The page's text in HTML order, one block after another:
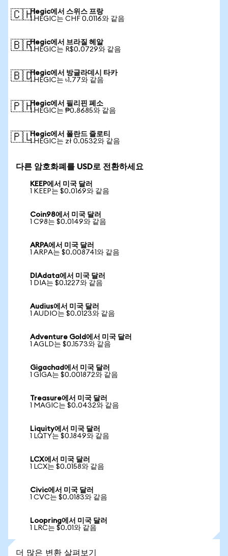
🇨🇭Hegic에서 스위스 프랑
1 HEGIC는 CHF 0.0116와 같음
🇧🇷Hegic에서 브라질 헤알
1 HEGIC는 R$0.0729와 같음
🇧🇩Hegic에서 방글라데시 타카
1 HEGIC는 ৳1.77와 같음
🇵🇭Hegic에서 필리핀 페소
1 HEGIC는 ₱0.8685와 같음
🇵🇱Hegic에서 폴란드 즐로티
1 HEGIC는 zł 0.0532와 같음
다른 암호화폐를 USD로 전환하세요
KEEP에서 미국 달러
1 KEEP는 $0.0169와 같음
Coin98에서 미국 달러
1 C98는 $0.0149와 같음
ARPA에서 미국 달러
1 ARPA는 $0.008741와 같음
DIAdata에서 미국 달러
1 DIA는 $0.1227와 같음
Audius에서 미국 달러
1 AUDIO는 $0.0123와 같음
Adventure Gold에서 미국 달러
1 AGLD는 $0.1573와 같음
Gigachad에서 미국 달러
1 GIGA는 $0.001872와 같음
Treasure에서 미국 달러
1 MAGIC는 $0.0432와 같음
Liquity에서 미국 달러
1 LQTY는 $0.1849와 같음
LCX에서 미국 달러
1 LCX는 $0.0158와 같음
Civic에서 미국 달러
1 CVC는 $0.0183와 같음
Loopring에서 미국 달러
1 LRC는 $0.01와 같음
더 많은 변환 살펴보기